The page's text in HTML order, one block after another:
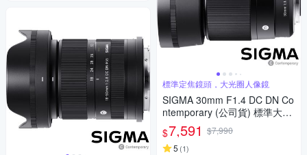
標準定焦鏡頭，大光圈人像鏡
SIGMA 30mm F1.4 DC DN Co
ntemporary (公司貨) 標準大光
圈定焦鏡頭 人像鏡 APS-C 無反
微單眼專用鏡頭
$7,591 $7,990
5 (1)